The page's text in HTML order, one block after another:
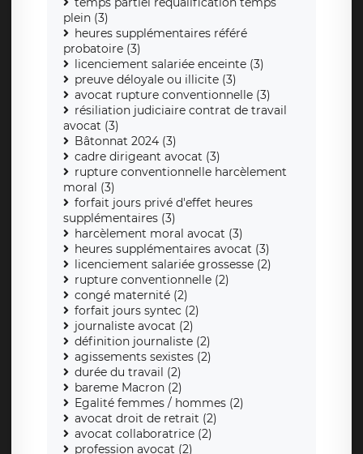
plein (3)
heures supplémentaires référé
probatoire (3)
licenciement salariée enceinte (3)
preuve déloyale ou illicite (3)
avocat rupture conventionnelle (3)
résiliation judiciaire contrat de travail
avocat (3)
Bâtonnat 2024 (3)
cadre dirigeant avocat (3)
rupture conventionnelle harcèlement
moral (3)
forfait jours privé d'effet heures
supplémentaires (3)
harcèlement moral avocat (3)
heures supplémentaires avocat (3)
licenciement salariée grossesse (2)
rupture conventionnelle (2)
congé maternité (2)
forfait jours syntec (2)
journaliste avocat (2)
définition journaliste (2)
agissements sexistes (2)
durée du travail (2)
bareme Macron (2)
Egalité femmes / hommes (2)
avocat droit de retrait (2)
avocat collaboratrice (2)
profession avocat (2)